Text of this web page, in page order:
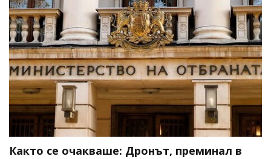
Както се очакваше: Дронът, преминал в